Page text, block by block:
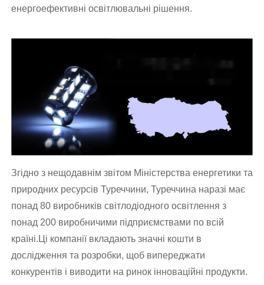
енергоефективні освітлювальні рішення.
Згідно з нещодавнім звітом Міністерства енергетики та
природних ресурсів Туреччини, Туреччина наразі має
понад 80 виробників світлодіодного освітлення з
понад 200 виробничими підприємствами по всій
країні.Ці компанії вкладають значні кошти в
дослідження та розробки, щоб випереджати
конкурентів і виводити на ринок інноваційні продукти.